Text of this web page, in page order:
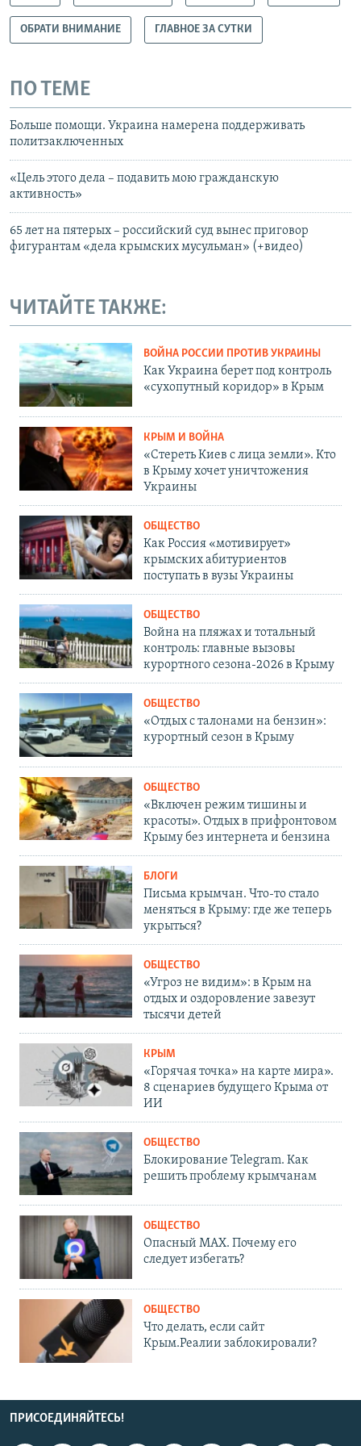
ОБРАТИ ВНИМАНИЕ ГЛАВНОЕ ЗА СУТКИ
ПО ТЕМЕ
Больше помощи. Украина намерена поддерживать
политзаключенных
«Цель этого дела – подавить мою гражданскую
активность»
65 лет на пятерых – российский суд вынес приговор
фигурантам «дела крымских мусульман» (+видео)
ЧИТАЙТЕ ТАКЖЕ:
ВОЙНА РОССИИ ПРОТИВ УКРАИНЫ
Как Украина берет под контроль
«сухопутный коридор» в Крым
КРЫМ И ВОЙНА
«Стереть Киев с лица земли». Кто
в Крыму хочет уничтожения
Украины
ОБЩЕСТВО
Как Россия «мотивирует»
крымских абитуриентов
поступать в вузы Украины
ОБЩЕСТВО
Война на пляжах и тотальный
контроль: главные вызовы
курортного сезона-2026 в Крыму
ОБЩЕСТВО
«Отдых с талонами на бензин»:
курортный сезон в Крыму
ОБЩЕСТВО
«Включен режим тишины и
красоты». Отдых в прифронтовом
Крыму без интернета и бензина
БЛОГИ
Письма крымчан. Что-то стало
меняться в Крыму: где же теперь
укрыться?
ОБЩЕСТВО
«Угроз не видим»: в Крым на
отдых и оздоровление завезут
тысячи детей
КРЫМ
«Горячая точка» на карте мира».
8 сценариев будущего Крыма от
ИИ
ОБЩЕСТВО
Блокирование Telegram. Как
решить проблему крымчанам
ОБЩЕСТВО
Опасный MAX. Почему его
следует избегать?
ОБЩЕСТВО
Что делать, если сайт
Крым.Реалии заблокировали?
ПРИСОЕДИНЯЙТЕСЬ!